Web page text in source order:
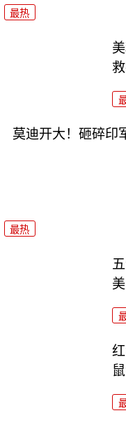
最热
莫迪开大！砸碎印
最热